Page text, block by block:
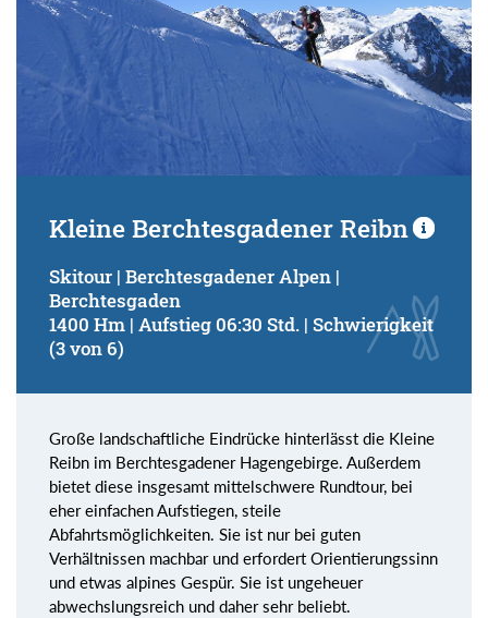
Kleine Berchtesgadener Reibn
Skitour | Berchtesgadener Alpen |
Berchtesgaden
1400 Hm | Aufstieg 06:30 Std. | Schwierigkeit
(3 von 6)
Große landschaftliche Eindrücke hinterlässt die Kleine
Reibn im Berchtesgadener Hagengebirge. Außerdem
bietet diese insgesamt mittelschwere Rundtour, bei
eher einfachen Aufstiegen, steile
Abfahrtsmöglichkeiten. Sie ist nur bei guten
Verhältnissen machbar und erfordert Orientierungssinn
und etwas alpines Gespür. Sie ist ungeheuer
abwechslungsreich und daher sehr beliebt.